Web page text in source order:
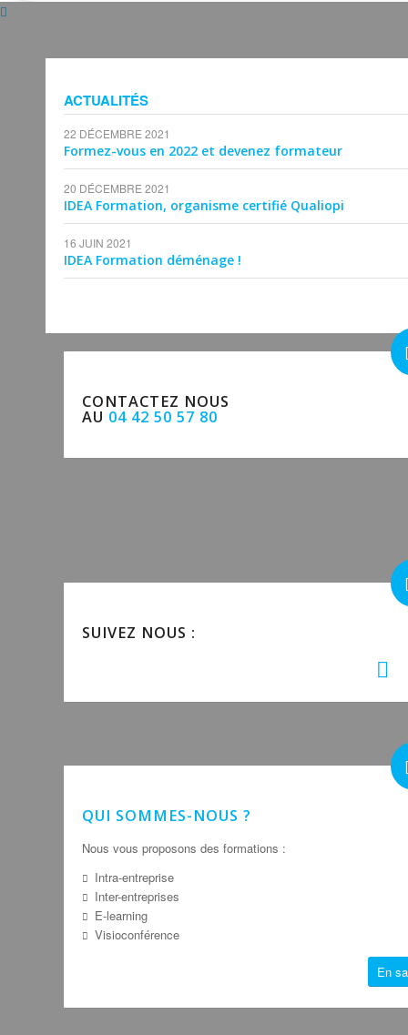
ACTUALITÉS
22 DÉCEMBRE 2021
Formez-vous en 2022 et devenez formateur
20 DÉCEMBRE 2021
IDEA Formation, organisme certifié Qualiopi
16 JUIN 2021
IDEA Formation déménage !
CONTACTEZ NOUS
AU 04 42 50 57 80
SUIVEZ NOUS :
QUI SOMMES-NOUS ?
Nous vous proposons des formations :
Intra-entreprise
Inter-entreprises
E-learning
Visioconférence
En